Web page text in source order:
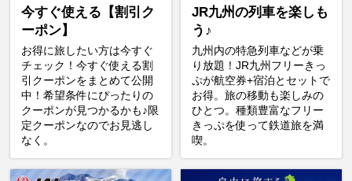
今すぐ使える【割引ク
ーポン】
お得に旅したい方は今すぐ
チェック！今すぐ使える割
引クーポンをまとめて公開
中！希望条件にぴったりの
クーポンが見つかるかも♪限
定クーポンなのでお見逃し
なく。
JR九州の列車を楽しも
う♪
九州内の特急列車などが乗
り放題！JR九州フリーきっ
ぷが航空券+宿泊とセットで
お得。旅の移動も楽しみの
ひとつ。種類豊富なフリー
きっぷを使って鉄道旅を満
喫。